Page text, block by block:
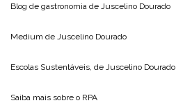
Blog de gastronomia de Juscelino Dourado
Medium de Juscelino Dourado
Escolas Sustentáveis, de Juscelino Dourado
Saiba mais sobre o RPA